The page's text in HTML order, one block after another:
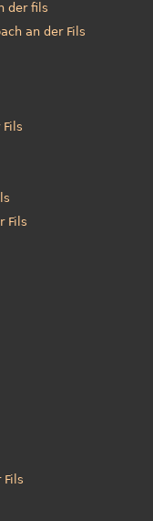
der fils
an der Fils
Fils
Fils